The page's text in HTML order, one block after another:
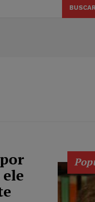
BUSCAR